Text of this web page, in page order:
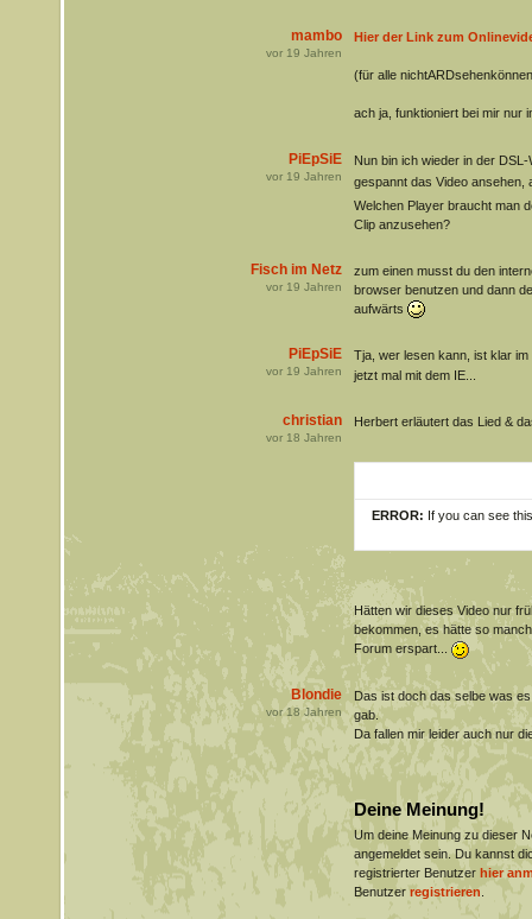
mambo
vor 19 Jahren
Hier der Link zum
(für alle
ach ja, funktioniert bei mir nur
PiEpSiE
vor 19 Jahren
Nun bin ich wieder in der
gespannt das Video
Welchen Player braucht man
Clip anzusehen?
Fisch im Netz
vor 19 Jahren
zum einen musst du den
browser benutzen und dann
aufwärts
PiEpSiE
vor 19 Jahren
Tja, wer lesen kann, ist klar im
jetzt mal mit dem IE...
christian
vor 18 Jahren
Herbert erläutert das Lied &
ERROR: If you can see
Hätten wir dieses Video nur
bekommen, es hätte so
Forum erspart...
Blondie
vor18Jahren
Das ist doch das selbe was
gab.
Da fallen mir leider auch nur
Deine Meinung!
Um deine Meinung zu dieser
angemeldet sein. Du kannst
registrierter Benutzer hier
Benutzerregistrieren